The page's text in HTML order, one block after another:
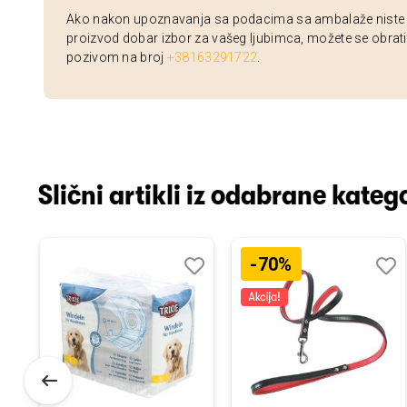
Ako nakon upoznavanja sa podacima sa ambalaže niste
proizvod dobar izbor za vašeg ljubimca, možete se
pozivom na broj +38163291722
Slični artikli iz odabrane
Dodaj
u
listu
želja
Uporedi
-70%
listu
želja